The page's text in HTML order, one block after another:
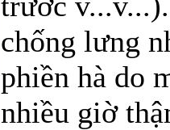
chống lưng
phiền hà do
nhiều giờ